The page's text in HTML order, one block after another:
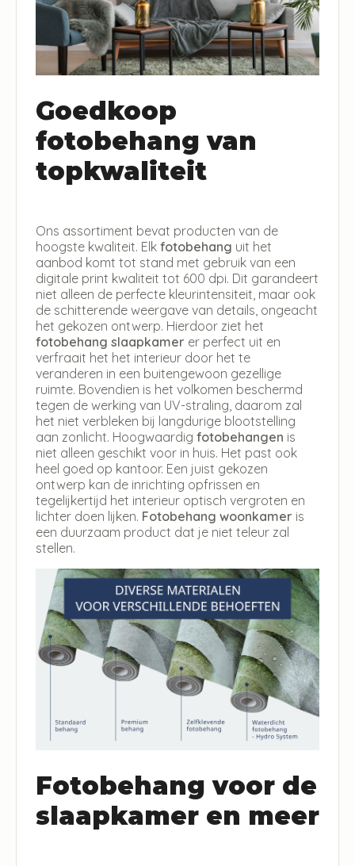
Goedkoop
fotobehang van
topkwaliteit
Ons assortiment bevat producten van de
hoogste kwaliteit. Elk fotobehang uit het
aanbod komt tot stand met gebruik van een
digitale print kwaliteit tot 600 dpi. Dit garandeert
niet alleen de perfecte kleurintensiteit, maar ook
de schitterende weergave van details, ongeacht
het gekozen ontwerp. Hierdoor ziet het
fotobehang slaapkamer er perfect uit en
verfraait het het interieur door het te
veranderen in een buitengewoon gezellige
ruimte. Bovendien is het volkomen beschermd
tegen de werking van UV-straling, daarom zal
het niet verbleken bij langdurige blootstelling
aan zonlicht. Hoogwaardig fotobehangen is
niet alleen geschikt voor in huis. Het past ook
heel goed op kantoor. Een juist gekozen
ontwerp kan de inrichting opfrissen en
tegelijkertijd het interieur optisch vergroten en
lichter doen lijken. Fotobehang woonkamer is
een duurzaam product dat je niet teleur zal
stellen.
Fotobehang voor de
slaapkamer en meer